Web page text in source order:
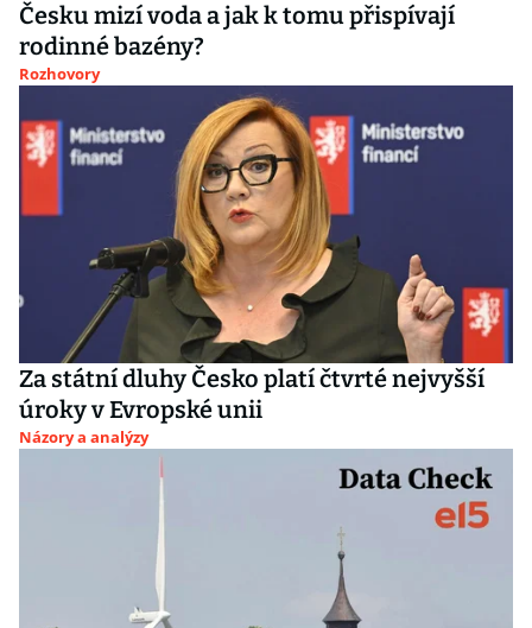
Česku mizí voda a jak k tomu přispívají
rodinné bazény?
Rozhovory
Za státní dluhy Česko platí čtvrté nejvyšší
úroky v Evropské unii
Názory a analýzy